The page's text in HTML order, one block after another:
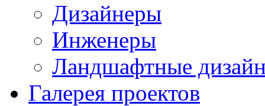
Дизайнеры
Инженеры
Ландшафтные
Галерея проектов